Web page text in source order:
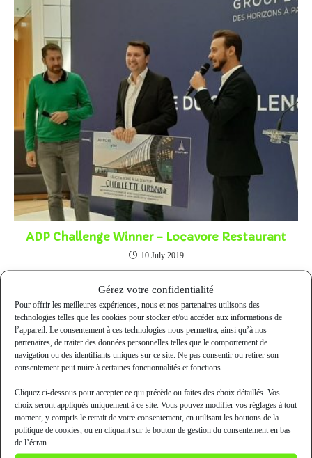
Gérez votre confidentialité
Pour offrir les meilleures expériences, nous et nos partenaires utilisons des
technologies telles que les cookies pour stocker et/ou accéder aux informations de
l’appareil. Le consentement à ces technologies nous permettra, ainsi qu’à nos
partenaires, de traiter des données personnelles telles que le comportement de
navigation ou des identifiants uniques sur ce site. Ne pas consentir ou retirer son
consentement peut nuire à certaines fonctionnalités et fonctions.
Cliquez ci-dessous pour accepter ce qui précède ou faites des choix détaillés. Vos
choix seront appliqués uniquement à ce site. Vous pouvez modifier vos réglages à tout
moment, y compris le retrait de votre consentement, en utilisant les boutons de la
politique de cookies, ou en cliquant sur le bouton de gestion du consentement en bas
de l’écran.
ADP Challenge Winner – Locavore Restaurant
10 July 2019